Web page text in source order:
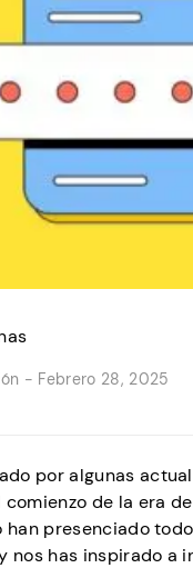
- Febrero 28, 2025
por algunas
de la era
han presenciado
nos has inspirado a